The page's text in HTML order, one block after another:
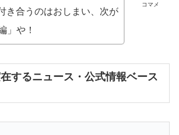
コマメ
き合うのはおしまい、次が
」や！
在するニュース・公式情報ベース